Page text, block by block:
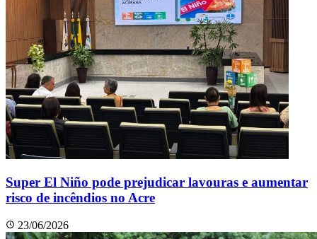
Super El Niño pode prejudicar lavouras e aumentar
risco de incêndios no Acre
23/06/2026